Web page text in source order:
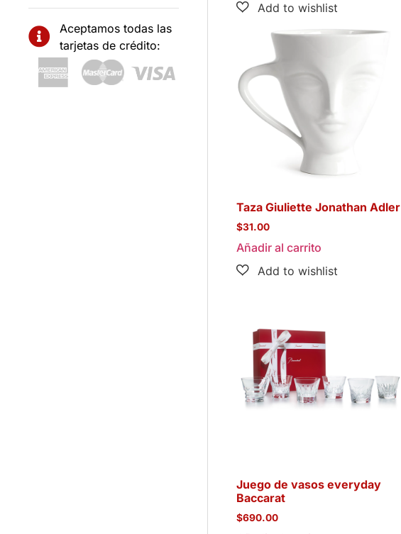
Aceptamos todas las
tarjetas de crédito:
Taza Giuliette Jonathan Adler
$31.00
Añadir al carrito
Juego de vasos everyday
Baccarat
$690.00